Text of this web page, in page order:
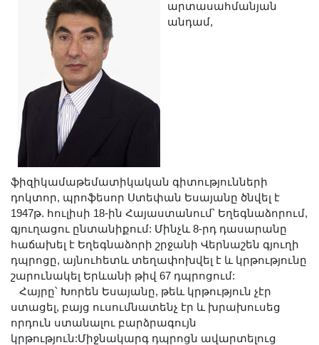
Գիտաժողովներ
Մրցույթներ
Միջազգային
համագործակցություն
Երիտասարդական
ծրագրեր
Լուսանկարներ
Տեսադարան
Վեբ ռեսուրսներ
Այլ ակադեմիաներ
«Գիտություն» թերթ
«Գիտության աշխարհում»
հանդես
Հրապարակումներ
մամուլում
Ազդեր
արտասահմանյան
անդամ,
ֆիզիկամաթեմատիկական գիտությունների
դոկտոր, պրոֆեսոր Ստեփան Եսայանը ծնվել է
1947թ. հուլիսի 18-ին Հայաստանում՝ Եղեգնաձորում,
գյուղացու ընտանիքում: Մինչև 8-րդ դասարանը
հաճախել է Եղեգնաձորի շրջանի Վերնաշեն գյուղի
դպրոցը, այնուհետև տեղափոխվել է և կրթությունը
շարունակել Երևանի թիվ 67 դպրոցում:
Հայրը՝ Խորեն Եսայանը, թեև կրթություն չէր
ստացել, բայց ուսումնատենչ էր և խրախուսեց
որդուն ստանալու բարձրագույն
կրթություն:Միջնակարգ դպրոցն ավարտելուց